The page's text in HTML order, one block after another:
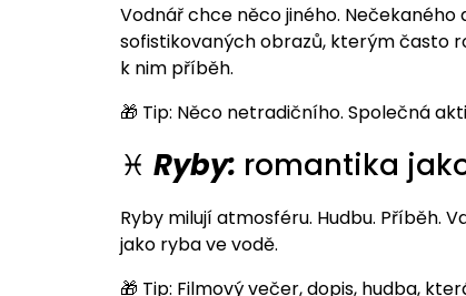
Vodnář chce něco jiného.
sofistikovaných obrazů, kterým často
k nim příběh.
🎁 Tip: Něco netradičního. Společná
♓ Ryby: romantika
Ryby milují atmosféru. Hudbu. Příběh.
jako ryba ve vodě.
🎁 Tip: Filmový večer, dopis, hudba,